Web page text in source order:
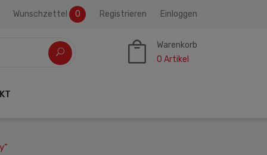
Wunschzettel 0 Registrieren Einloggen
Warenkorb
0 Artikel